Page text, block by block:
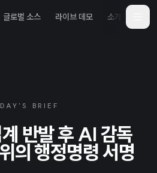
글로벌 소스 라이브 데모 소개
BRIEF
반발 후 AI 감독
의 행정명령 서명